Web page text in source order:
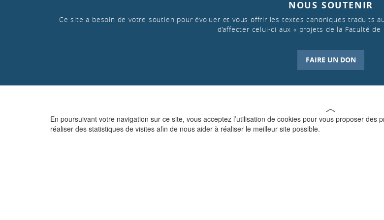
En poursuivant votre navigation sur ce site, vous acceptez l’utilisation de cookies pour vous proposer des
réaliser des statistiques de visites afin de nous aider à réaliser le meilleur site possible.
NOUS SOUTENIR
Ce site a besoin de votre soutien pour évoluer et vous offrir les textes canoniques traduits
d’affecter celui-ci aux « projets de la Faculté
FAIRE UN DON